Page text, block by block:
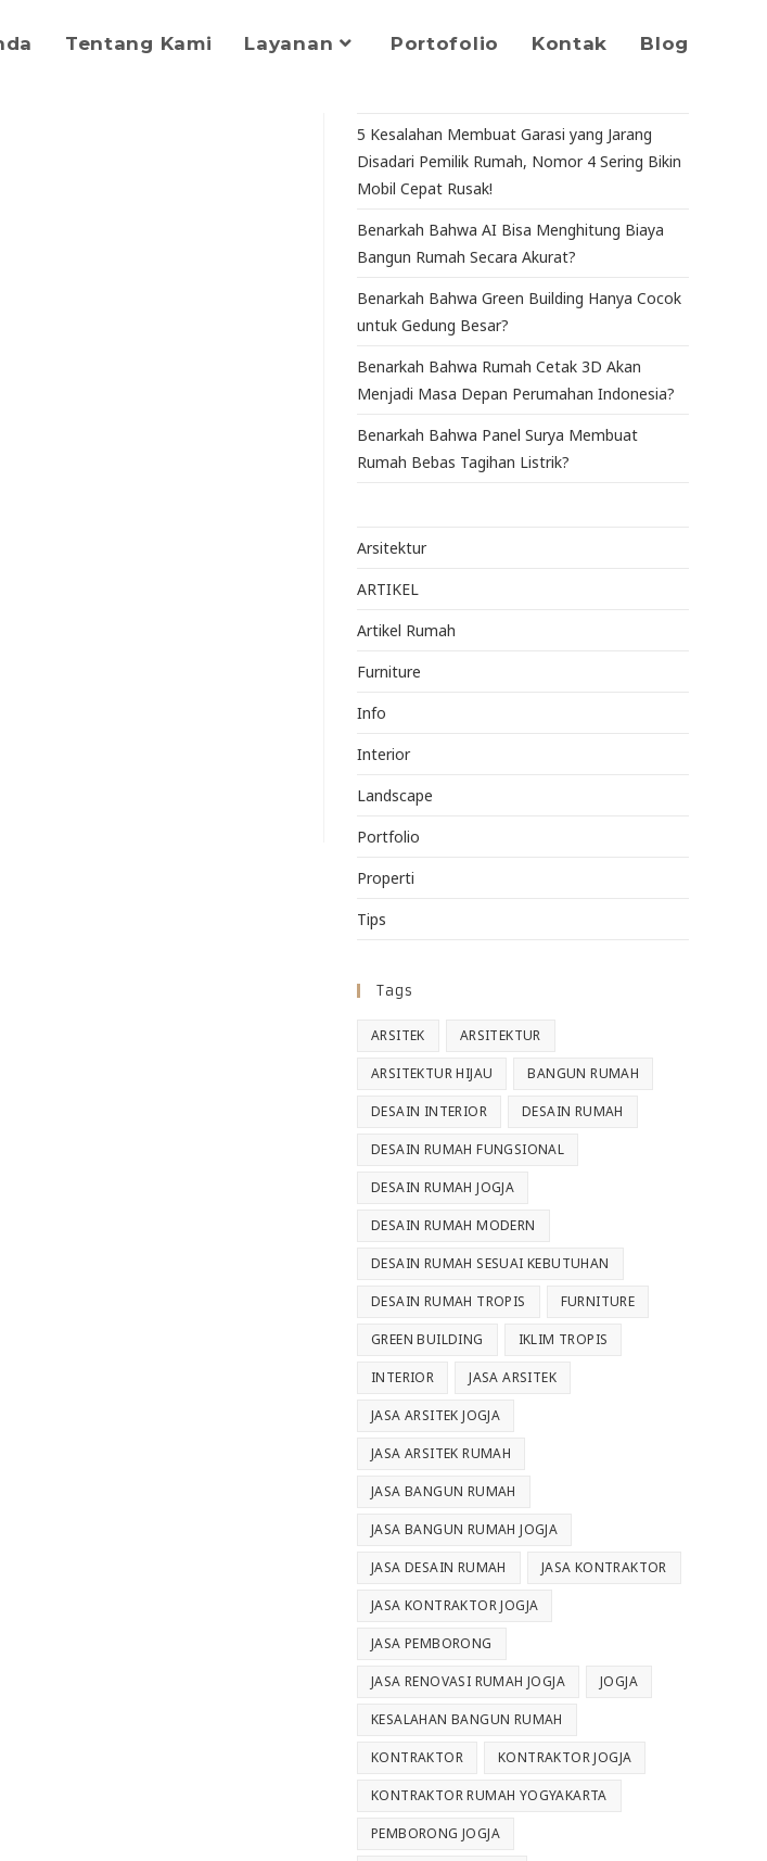
Tentang Kami Layanan Portofolio Kontak Blog
5 Kesalahan Membuat Garasi yang Jarang
Disadari Pemilik Rumah, Nomor 4 Sering Bikin
Mobil Cepat Rusak!
Benarkah Bahwa AI Bisa Menghitung Biaya
Bangun Rumah Secara Akurat?
Benarkah Bahwa Green Building Hanya Cocok
untuk Gedung Besar?
Benarkah Bahwa Rumah Cetak 3D Akan
Menjadi Masa Depan Perumahan Indonesia?
Benarkah Bahwa Panel Surya Membuat
Rumah Bebas Tagihan Listrik?
Arsitektur
ARTIKEL
Artikel Rumah
Furniture
Info
Interior
Landscape
Portfolio
Properti
Tips
Tags
ARSITEK ARSITEKTUR
ARSITEKTUR HIJAU BANGUN RUMAH
DESAIN INTERIOR DESAIN RUMAH
DESAIN RUMAH FUNGSIONAL
DESAIN RUMAH JOGJA
DESAIN RUMAH MODERN
DESAIN RUMAH SESUAI KEBUTUHAN
DESAIN RUMAH TROPIS FURNITURE
GREEN BUILDING IKLIM TROPIS
INTERIOR JASA ARSITEK
JASA ARSITEK JOGJA
JASA ARSITEK RUMAH
JASA BANGUN RUMAH
JASA BANGUN RUMAH JOGJA
JASA DESAIN RUMAH JASA KONTRAKTOR
JASA KONTRAKTOR JOGJA
JASA PEMBORONG
JASA RENOVASI RUMAH JOGJA JOGJA
KESALAHAN BANGUN RUMAH
KONTRAKTOR KONTRAKTOR JOGJA
KONTRAKTOR RUMAH YOGYAKARTA
PEMBORONG JOGJA